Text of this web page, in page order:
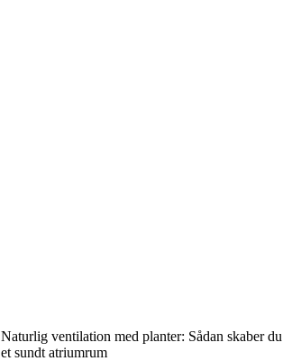
Naturlig ventilation med planter: Sådan skaber du
et sundt atriumrum